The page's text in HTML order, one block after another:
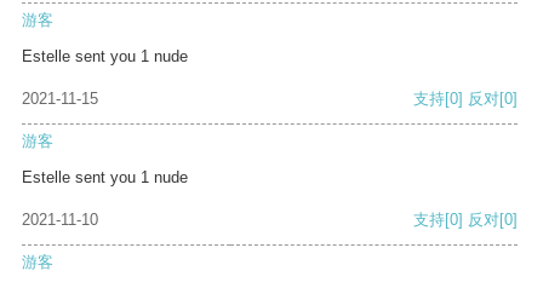
游客
Estelle sent you 1 nude
2021-11-15 支持[0] 反对[0]
游客
Estelle sent you 1 nude
2021-11-10 支持[0] 反对[0]
游客